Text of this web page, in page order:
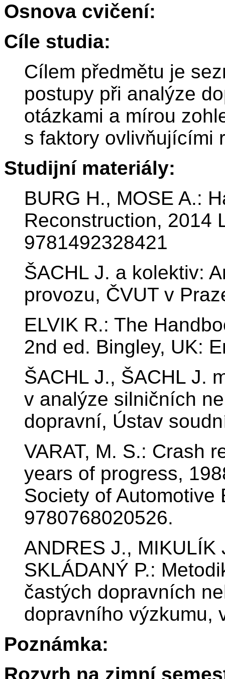
Osnova cvičení:
Cíle studia:
Cílem předmětu je
postupy při analýze
otázkami a mírou
s faktory ovlivňujícími
Studijní materiály:
BURG H., MOSE A.:
Reconstruction, 2014
9781492328421
ŠACHL J. a kolektiv:
provozu, ČVUT v
ELVIK R.: The
2nd ed. Bingley, UK:
ŠACHL J., ŠACHL J.
v analýze silničních
dopravní, Ústav
VARAT, M. S.: Crash
years of progress,
Society of Automotive
9780768020526.
ANDRES J., MIKULÍK
SKLÁDANÝ P.:
častých dopravních
dopravního výzkumu,
Poznámka:
Rozvrh na zimní